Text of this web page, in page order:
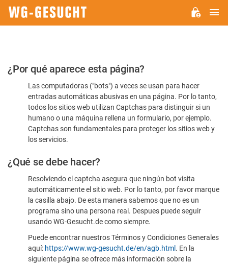
Por
favor,
confirme
humano
¿Por qué aparece esta página?
Las computadoras ("bots") a veces se usan para hacer
entradas automáticas abusivas en una página. Por lo tanto,
todos los sitios web utilizan Captchas para distinguir si un
humano o una máquina rellena un formulario, por ejemplo.
Captchas son fundamentales para proteger los sitios web y
los servicios.
¿Qué se debe hacer?
Resolviendo el captcha asegura que ningún bot visita
automáticamente el sitio web. Por lo tanto, por favor marque
la casilla abajo. De esta manera sabemos que no es un
programa sino una persona real. Despues puede seguir
usando WG-Gesucht.de como siempre.
Puede encontrar nuestros Términos y Condiciones Generales
aquí: https://www.wg-gesucht.de/en/agb.html . En la
siguiente página se ofrece más información sobre la